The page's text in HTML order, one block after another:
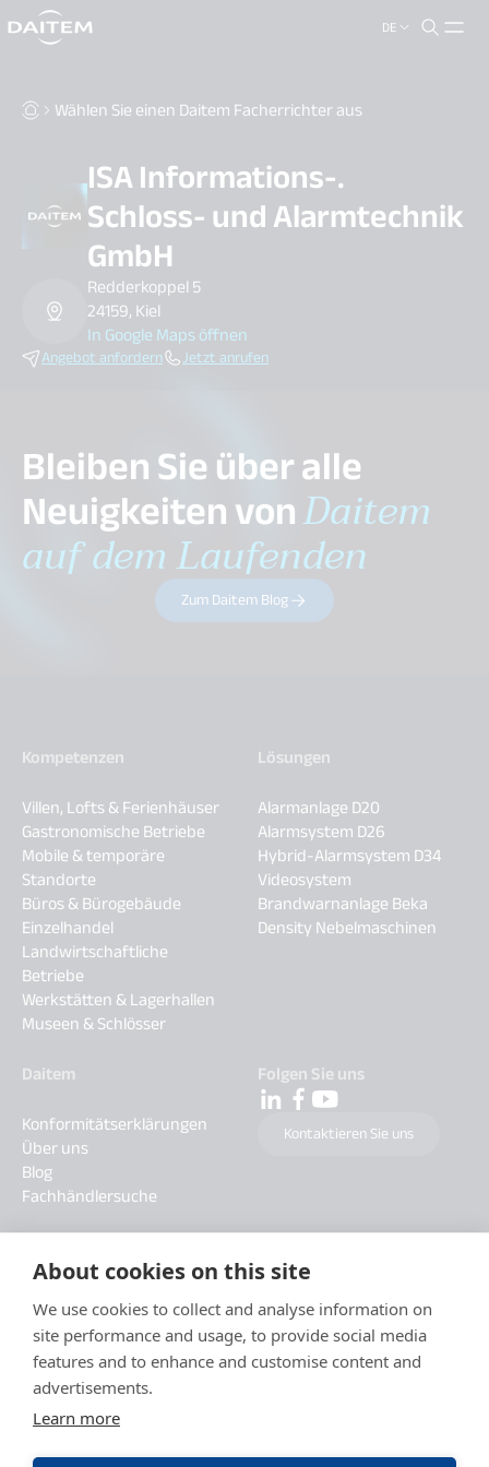
About cookies on this site
We use cookies to collect and analyse information on
site performance and usage, to provide social media
features and to enhance and customise content and
advertisements.
Learn more
DE
search.label
Wählen Sie einen Daitem Facherrichter aus
ISA Informations-.
Schloss- und Alarmtechnik
GmbH
Redderkoppel 5
24159, Kiel
In Google Maps öffnen
Angebot anfordern Jetzt anrufen
Bleiben Sie über alle
Neuigkeiten vonDaitem
auf dem Laufenden
Zum Daitem Blog
Kompetenzen
Villen, Lofts & Ferienhäuser
Gastronomische Betriebe
Mobile & temporäre
Standorte
Büros & Bürogebäude
Einzelhandel
Landwirtschaftliche
Betriebe
Werkstätten & Lagerhallen
Museen & Schlösser
Lösungen
Alarmanlage D20
Alarmsystem D26
Hybrid-Alarmsystem D34
Videosystem
Brandwarnanlage Beka
Density Nebelmaschinen
Daitem
Konformitätserklärungen
Über uns
Blog
Fachhändlersuche
Folgen Sie uns
Kontaktieren Sie uns